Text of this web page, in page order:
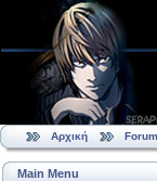
Αρχική Forum
Main Menu